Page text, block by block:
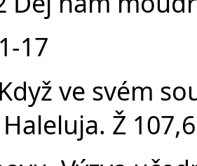
17
ve svém
Ž 107,6